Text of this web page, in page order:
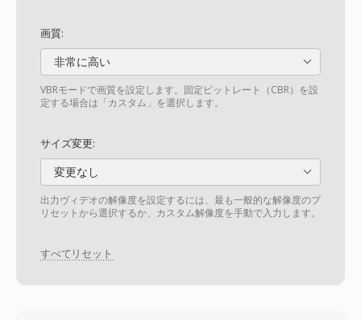
画質:
非常に高い
VBRモードで画質を設定します。固定ビットレート（CBR）を設
定する場合は「カスタム」を選択します。
サイズ変更:
変更なし
出力ヴィデオの解像度を設定するには、最も一般的な解像度のプ
リセットから選択するか、カスタム解像度を手動で入力します。
すべてリセット